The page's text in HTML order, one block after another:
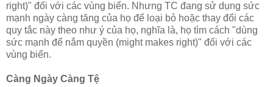
right)" đối với các vùng biển. Nhưng TC đang sử dụng sức
mạnh ngày càng tăng của họ để loại bỏ hoặc thay đổi các
quy tắc này theo như ý của họ, nghĩa là, họ tìm cách "dùng
sức mạnh để nắm quyền (might makes right)" đối với các
vùng biển.
Càng Ngày Càng Tệ